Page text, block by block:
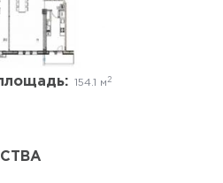
154.1 м 2